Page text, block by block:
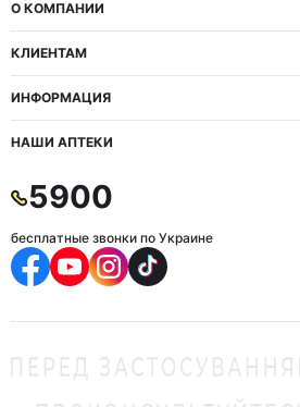
О КОМПАНИИ
КЛИЕНТАМ
ИНФОРМАЦИЯ
НАШИ АПТЕКИ
5900
бесплатные звонки по Украине